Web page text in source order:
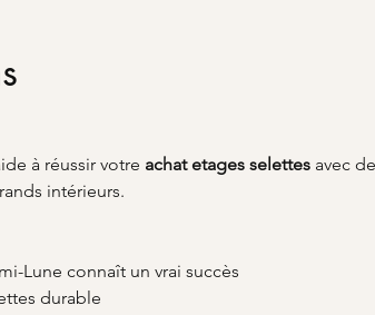
à réussir votre achat etages selettes avec
intérieurs.
Lune connaît un vrai succès
durable